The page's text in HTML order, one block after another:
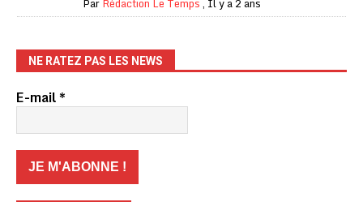
NE RATEZ PAS LES NEWS
E-mail*